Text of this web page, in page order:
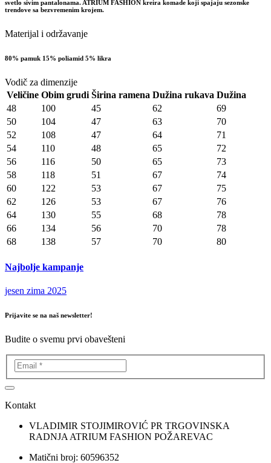
svetlo sivim pantalonama. ATRIUM FASHION kreira komade koji spajaju sezonske
trendove sa bezvremenim krojem.
Materijal i održavanje
80% pamuk 15% poliamid 5% likra
Vodič za dimenzije
Veličine Obim grudi Širina ramena Dužina rukava Dužina
48
100 45 62
69
50
104 47 63
70
52
108 47 64
71
54
110 48 65
72
56
116 50 65
73
58
118 51 67
74
60
122 53 67
75
62
126 53 67
76
64
130 55 68
78
66
134 56 70
78
68
138 57 70 80
Najbolje kampanje
jesen zima 2025
Prijavite se na naš newsletter!
Budite o svemu prvi obavešteni
Kontakt
VLADIMIR STOJIMIROVIĆ PR TRGOVINSKA
RADNJA ATRIUM FASHION POŽAREVAC
Matični broj: 60596352